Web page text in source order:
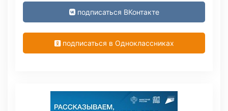
подписаться ВКонтакте
подписаться в Одноклассниках